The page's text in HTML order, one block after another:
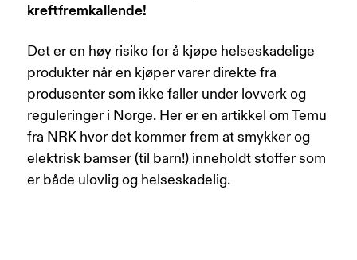
kreftfremkallende!
Det er en høy risiko for å kjøpe helseskadelige
produkter når en kjøper varer direkte fra
produsenter som ikke faller under lovverk og
reguleringer i Norge. Her er en artikkel om Temu
fra NRK hvor det kommer frem at smykker og
elektrisk bamser (til barn!) inneholdt stoffer som
er både ulovlig og helseskadelig.